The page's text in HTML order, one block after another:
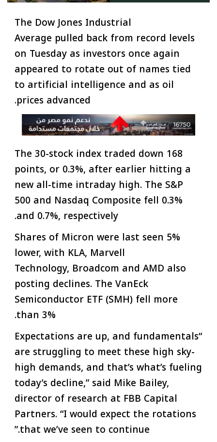
The Dow Jones Industrial
Average pulled back from record levels
on Tuesday as investors once again
appeared to rotate out of names tied
to artificial intelligence and as oil
prices advanced.
The 30-stock index traded down 168
points, or 0.3%, after earlier hitting a
new all-time intraday high. The S&P
500 and Nasdaq Composite fell 0.3%
and 0.7%, respectively.
Shares of Micron were last seen 5%
lower, with KLA, Marvell
Technology, Broadcom and AMD also
posting declines. The VanEck
Semiconductor ETF (SMH) fell more
than 3%.
“Expectations are up, and fundamentals
are struggling to meet these high sky-
high demands, and that’s what’s fueling
today’s decline,” said Mike Bailey,
director of research at FBB Capital
Partners. “I would expect the rotations
that we’ve seen to continue.”